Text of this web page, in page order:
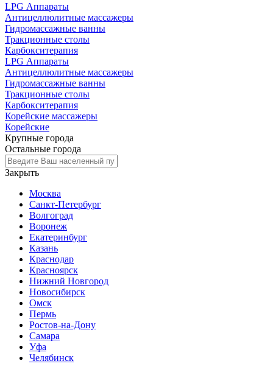
LPG Аппараты
Антицеллюлитные массажеры
Гидромассажные ванны
Тракционные столы
Карбокситерапия
LPG Аппараты
Антицеллюлитные массажеры
Гидромассажные ванны
Тракционные столы
Карбокситерапия
Корейские массажеры
Корейские
Крупные города
Остальные города
Закрыть
Москва
Санкт-Петербург
Волгоград
Воронеж
Екатеринбург
Казань
Краснодар
Красноярск
Нижний Новгород
Новосибирск
Омск
Пермь
Ростов-на-Дону
Самара
Уфа
Челябинск